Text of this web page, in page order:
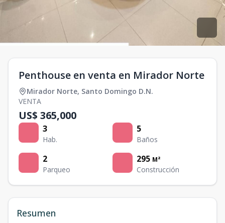
Penthouse en venta en Mirador Norte
Mirador Norte, Santo Domingo D.N.
VENTA
US$ 365,000
3
Hab.
5
Baños
2
Parqueo
295 M²
Construcción
Resumen